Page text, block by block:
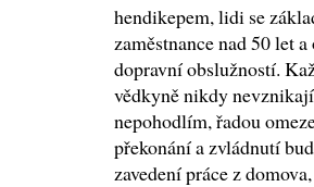
hendikepem, lidi se
zaměstnance nad 50 let
dopravní obslužností.
vědkyně nikdy
nepohodlím, řadou
překonání a zvládnutí
zavedení práce z